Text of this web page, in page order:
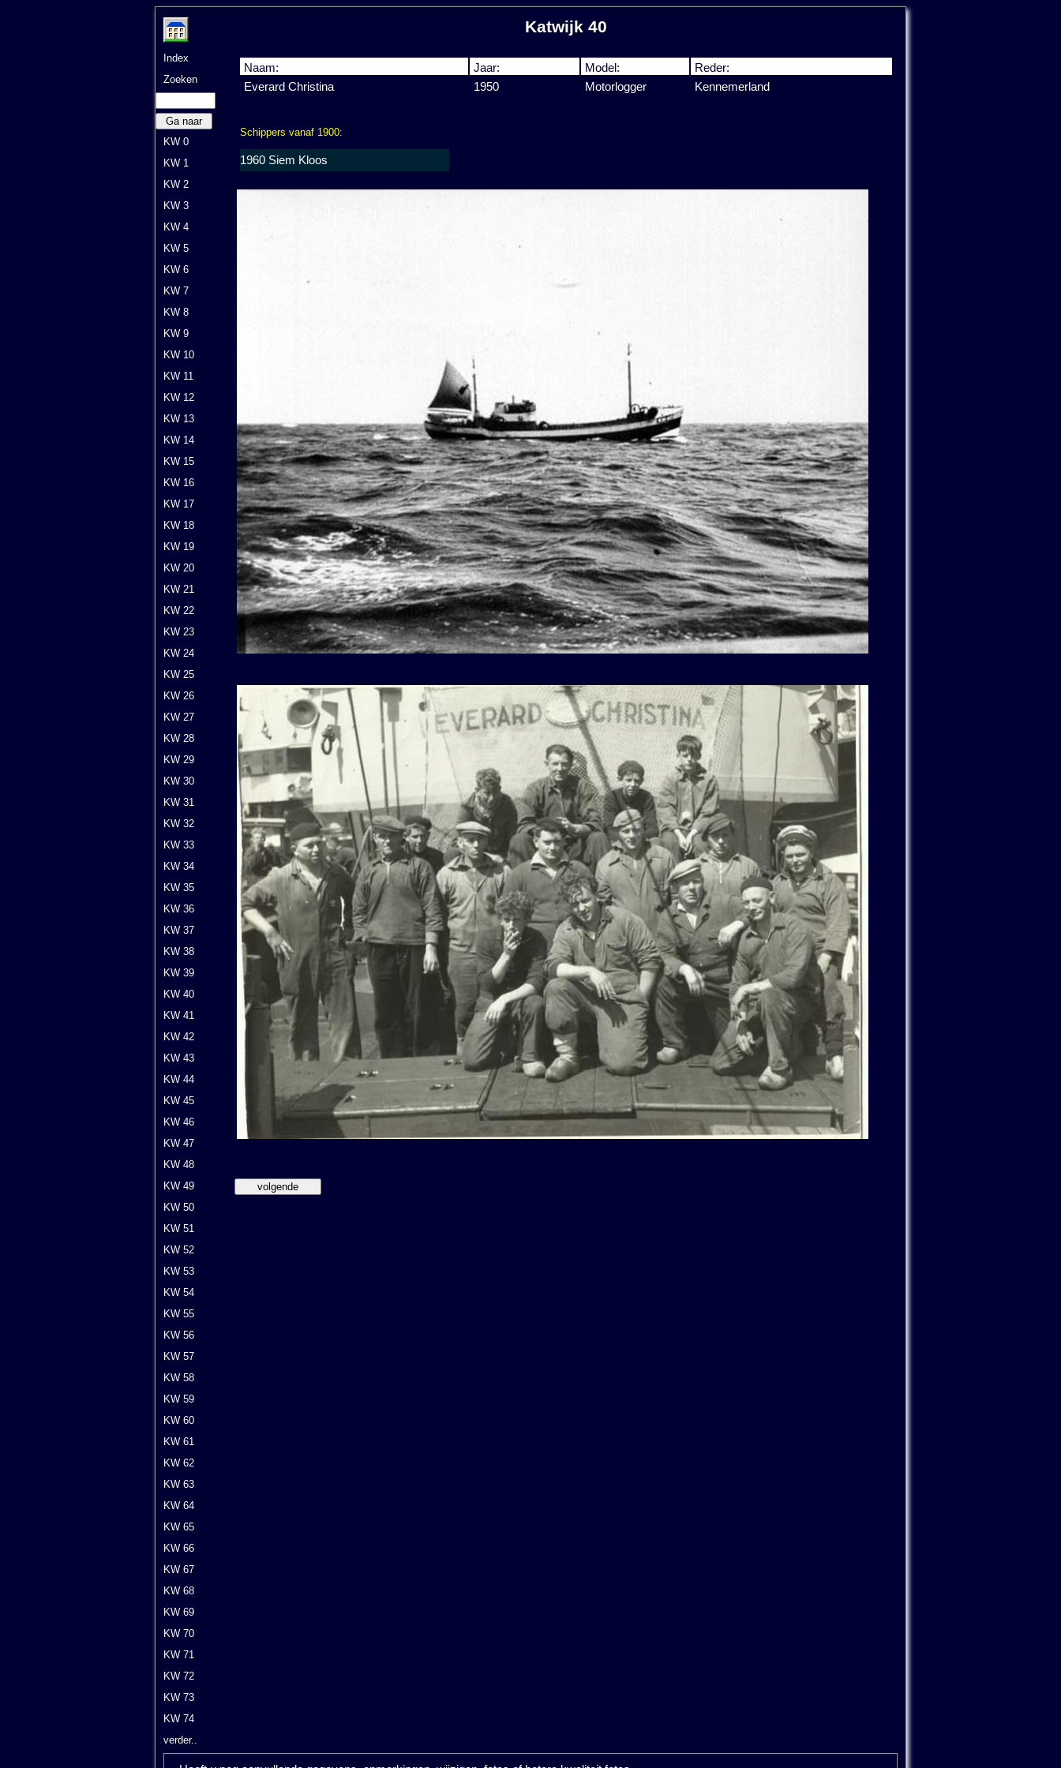
Index
Zoeken
Ga naar
KW 0
KW 1
KW 2
KW 3
KW 4
KW 5
KW 6
KW 7
KW 8
KW 9
KW 10
KW 11
KW 12
KW 13
KW 14
KW 15
KW 16
KW 17
KW 18
KW 19
KW 20
KW 21
KW 22
KW 23
KW 24
KW 25
KW 26
KW 27
KW 28
KW 29
KW 30
KW 31
KW 32
KW 33
KW 34
KW 35
KW 36
KW 37
KW 38
KW 39
KW 40
KW 41
KW 42
KW 43
KW 44
KW 45
KW 46
KW 47
KW 48
KW 49
KW 50
KW 51
KW 52
KW 53
KW 54
KW 55
KW 56
KW 57
KW 58
KW 59
KW 60
KW 61
KW 62
KW 63
KW 64
KW 65
KW 66
KW 67
KW 68
KW 69
KW 70
KW 71
KW 72
KW 73
KW 74
verder..
Katwijk 40
Naam: Jaar: Model:
Reder:
Everard Christina
1950 Motorlogger Kennemerland
Schippers vanaf 1900:
1960 Siem Kloos